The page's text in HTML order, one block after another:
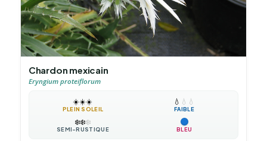
Chardon mexicain
Eryngium proteiflorum
☀️☀️☀️
PLEIN SOLEIL
💧 💧 💧
FAIBLE
❄️❄️❄️
SEMI-RUSTIQUE BLEU